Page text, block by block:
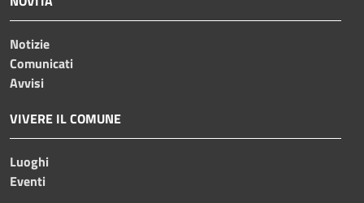
Notizie
Comunicati
Avvisi
VIVERE IL COMUNE
Luoghi
Eventi